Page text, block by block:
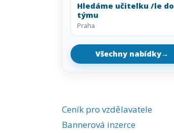
Hledáme učitelku /le do
týmu
Praha
Všechny nabídky→
Ceník pro vzdělavatele
Bannerová inzerce